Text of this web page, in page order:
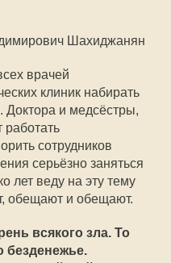
Шахиджанян
врачей
клиник набирать
. Доктора и медсёстры,
работать
сотрудников
серьёзно заняться
лет веду на эту тему
обещают и обещают.
всякого зла. То
безденежье.